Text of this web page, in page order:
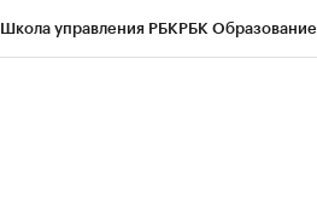
Школа управления РБКРБК Образование